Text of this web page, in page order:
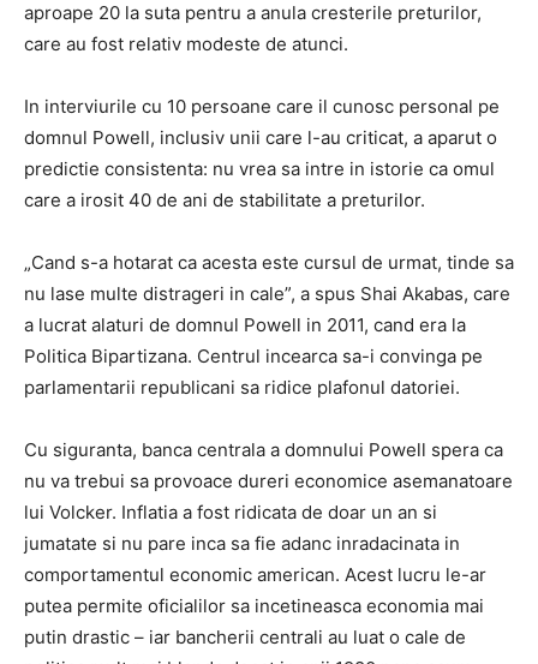
aproape 20 la suta pentru a anula cresterile preturilor,
care au fost relativ modeste de atunci.
In interviurile cu 10 persoane care il cunosc personal pe
domnul Powell, inclusiv unii care l-au criticat, a aparut o
predictie consistenta: nu vrea sa intre in istorie ca omul
care a irosit 40 de ani de stabilitate a preturilor.
„Cand s-a hotarat ca acesta este cursul de urmat, tinde sa
nu lase multe distrageri in cale”, a spus Shai Akabas, care
a lucrat alaturi de domnul Powell in 2011, cand era la
Politica Bipartizana. Centrul incearca sa-i convinga pe
parlamentarii republicani sa ridice plafonul datoriei.
Cu siguranta, banca centrala a domnului Powell spera ca
nu va trebui sa provoace dureri economice asemanatoare
lui Volcker. Inflatia a fost ridicata de doar un an si
jumatate si nu pare inca sa fie adanc inradacinata in
comportamentul economic american. Acest lucru le-ar
putea permite oficialilor sa incetineasca economia mai
putin drastic – iar bancherii centrali au luat o cale de